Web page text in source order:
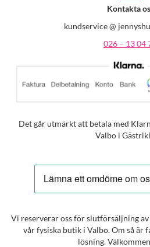
Kontakta
kundservice @
026 – 13 04
Det går utmärkt att betala med
Valbo i
Vi reserverar oss för slutförsäljning av
vår fysiska butik i Valbo. Om så är
lösning.